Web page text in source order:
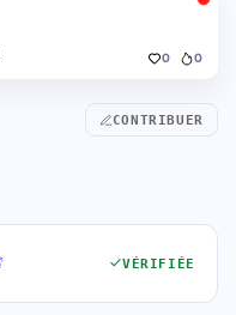
0 0
CONTRIBUER
VÉRIFIÉE